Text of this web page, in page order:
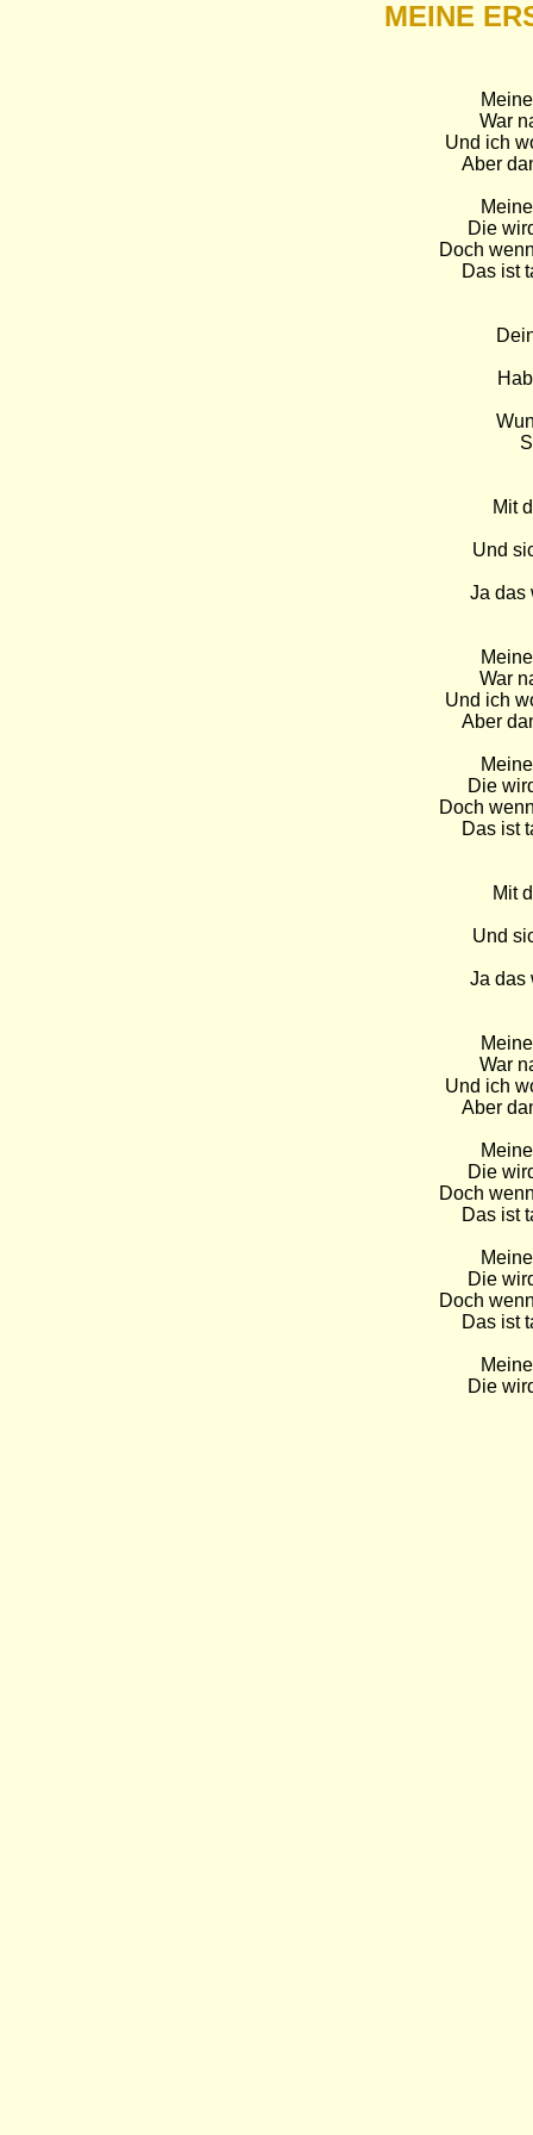
MEINE
War
Und ich
Aber
Die
Doch
Das ist
Mit
Und
Ja das
War
Und ich
Aber
Die
Doch
Das ist
Mit
Und
Ja das
War
Und ich
Aber
Die
Doch
Das ist
Die
Doch
Das ist
Die